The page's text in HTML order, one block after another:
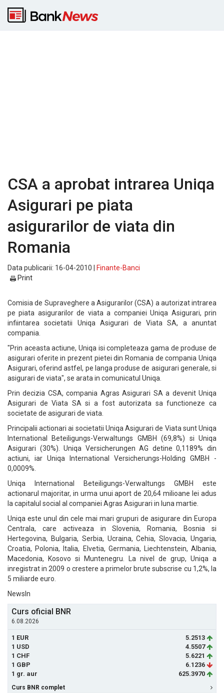
CSA a aprobat intrarea Uniqa
Asigurari pe piata
asigurarilor de viata din
Romania
Data publicarii: 16-04-2010 |
Finante-Banci
Print
Comisia de Supraveghere a Asigurarilor (CSA) a autorizat intrarea
pe piata asigurarilor de viata a companiei Uniqa Asigurari, prin
infiintarea societatii Uniqa Asigurari de Viata SA, a anuntat
compania.
"Prin aceasta actiune, Uniqa isi completeaza gama de produse de
asigurari oferite in prezent pietei din Romania de compania Uniqa
Asigurari, oferind astfel, pe langa produse de asigurari generale, si
asigurari de viata", se arata in comunicatul Uniqa.
Prin decizia CSA, compania Agras Asigurari SA a devenit Uniqa
Asigurari de Viata SA si a fost autorizata sa functioneze ca
societate de asigurari de viata.
Principalii actionari ai societatii Uniqa Asigurari de Viata sunt Uniqa
International Beteiligungs-Verwaltungs GMBH (69,8%) si Uniqa
Asigurari (30%). Uniqa Versicherungen AG detine 0,1189% din
actiuni, iar Uniqa International Versicherungs-Holding GMBH -
0,0009%.
Uniqa International Beteiligungs-Verwaltungs GMBH este
actionarul majoritar, in urma unui aport de 20,64 milioane lei adus
la capitalul social al companiei Agras Asigurari in luna martie.
Uniqa este unul din cele mai mari grupuri de asigurare din Europa
Centrala, care activeaza in Slovenia, Romania, Bosnia si
Hertegovina, Bulgaria, Serbia, Ucraina, Cehia, Slovacia, Ungaria,
Croatia, Polonia, Italia, Elvetia, Germania, Liechtenstein, Albania,
Macedonia, Kosovo si Muntenegru. La nivel de grup, Uniqa a
inregistrat in 2009 o crestere a primelor brute subscrise cu 1,2%, la
5 miliarde euro.
NewsIn
Curs oficial BNR
6.08.2026
1 EUR
5.2513
1 USD
4.5507
1 CHF
5.6221
1 GBP
6.1236
1 gr. aur
625.3970
Curs BNR complet